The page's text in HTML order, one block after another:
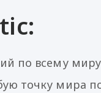
по всему
точку мира